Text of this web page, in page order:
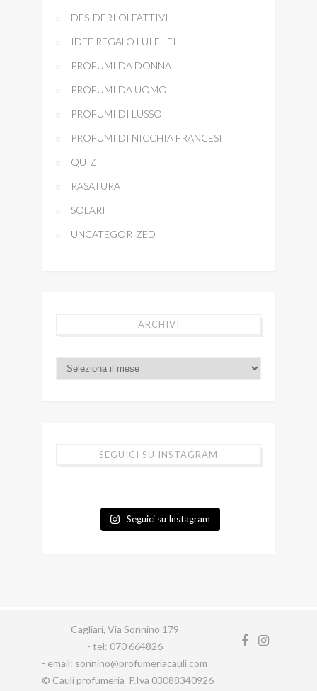
DESIDERI OLFATTIVI
IDEE REGALO LUI E LEI
PROFUMI DA DONNA
PROFUMI DA UOMO
PROFUMI DI LUSSO
PROFUMI DI NICCHIA FRANCESI
QUIZ
RASATURA
SOLARI
UNCATEGORIZED
ARCHIVI
SEGUICI SU INSTAGRAM
Seguici su Instagram
Cagliari, Via Sonnino 179
- tel: 070 664826
- email: sonnino@profumeriacauli.com
© Cauli profumeria P.Iva 03088340926